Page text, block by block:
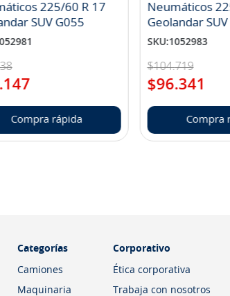
225/60 R 17
SUV G055
.147
Compra rápida
Neumáticos
Geolandar
SKU:1052983
$104.719
$96.341
Compra
Categorías
Camiones
Maquinaria
Corporativo
Ética corporativa
Trabaja con nosotros